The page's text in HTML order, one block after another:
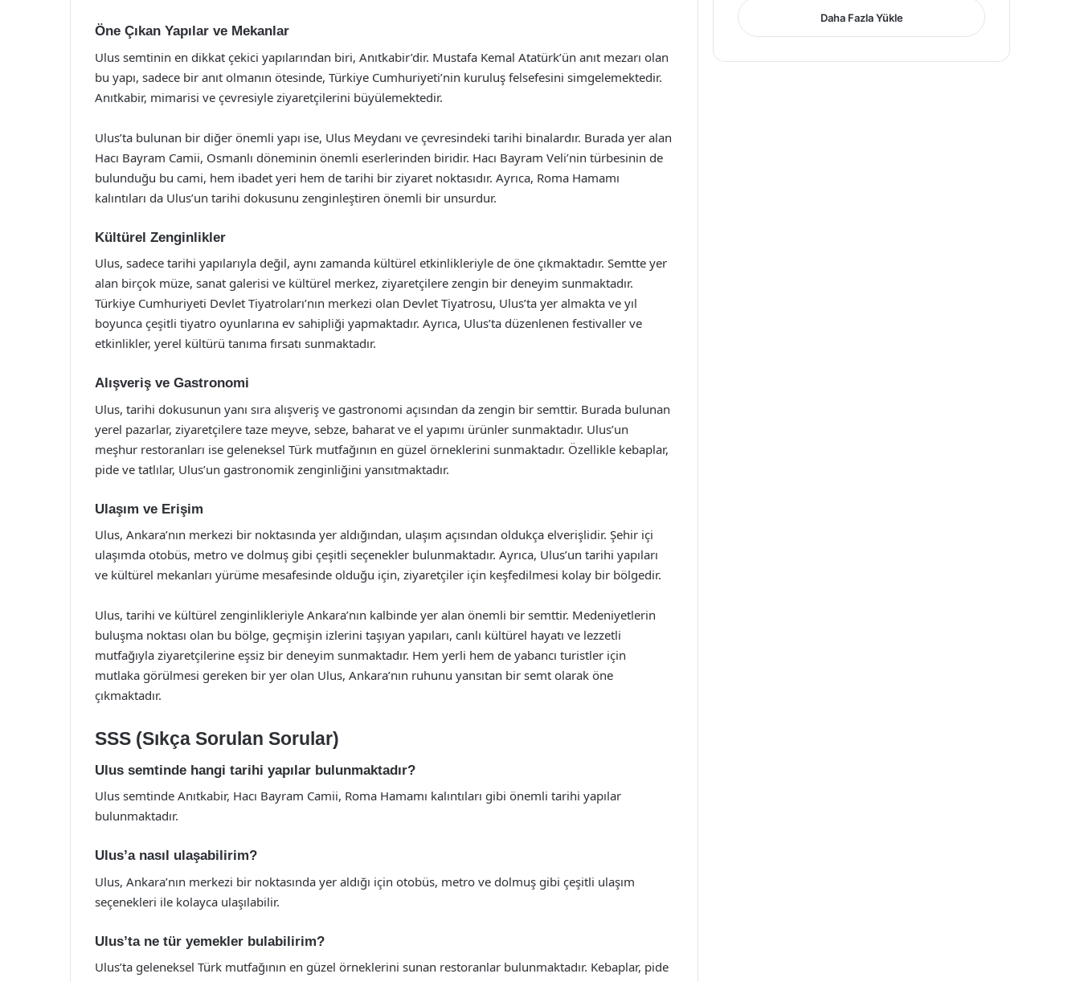
Öne Çıkan Yapılar ve Mekanlar
Ulus semtinin en dikkat çekici yapılarından biri, Anıtkabir’dir. Mustafa Kemal Atatürk’ün anıt mezarı olan
bu yapı, sadece bir anıt olmanın ötesinde, Türkiye Cumhuriyeti’nin kuruluş felsefesini simgelemektedir.
Anıtkabir, mimarisi ve çevresiyle ziyaretçilerini büyülemektedir.
Ulus’ta bulunan bir diğer önemli yapı ise, Ulus Meydanı ve çevresindeki tarihi binalardır. Burada yer alan
Hacı Bayram Camii, Osmanlı döneminin önemli eserlerinden biridir. Hacı Bayram Veli’nin türbesinin de
bulunduğu bu cami, hem ibadet yeri hem de tarihi bir ziyaret noktasıdır. Ayrıca, Roma Hamamı
kalıntıları da Ulus’un tarihi dokusunu zenginleştiren önemli bir unsurdur.
Kültürel Zenginlikler
Ulus, sadece tarihi yapılarıyla değil, aynı zamanda kültürel etkinlikleriyle de öne çıkmaktadır. Semtte yer
alan birçok müze, sanat galerisi ve kültürel merkez, ziyaretçilere zengin bir deneyim sunmaktadır.
Türkiye Cumhuriyeti Devlet Tiyatroları’nın merkezi olan Devlet Tiyatrosu, Ulus’ta yer almakta ve yıl
boyunca çeşitli tiyatro oyunlarına ev sahipliği yapmaktadır. Ayrıca, Ulus’ta düzenlenen festivaller ve
etkinlikler, yerel kültürü tanıma fırsatı sunmaktadır.
Alışveriş ve Gastronomi
Ulus, tarihi dokusunun yanı sıra alışveriş ve gastronomi açısından da zengin bir semttir. Burada bulunan
yerel pazarlar, ziyaretçilere taze meyve, sebze, baharat ve el yapımı ürünler sunmaktadır. Ulus’un
meşhur restoranları ise geleneksel Türk mutfağının en güzel örneklerini sunmaktadır. Özellikle kebaplar,
pide ve tatlılar, Ulus’un gastronomik zenginliğini yansıtmaktadır.
Ulaşım ve Erişim
Ulus, Ankara’nın merkezi bir noktasında yer aldığından, ulaşım açısından oldukça elverişlidir. Şehir içi
ulaşımda otobüs, metro ve dolmuş gibi çeşitli seçenekler bulunmaktadır. Ayrıca, Ulus’un tarihi yapıları
ve kültürel mekanları yürüme mesafesinde olduğu için, ziyaretçiler için keşfedilmesi kolay bir bölgedir.
Ulus, tarihi ve kültürel zenginlikleriyle Ankara’nın kalbinde yer alan önemli bir semttir. Medeniyetlerin
buluşma noktası olan bu bölge, geçmişin izlerini taşıyan yapıları, canlı kültürel hayatı ve lezzetli
mutfağıyla ziyaretçilerine eşsiz bir deneyim sunmaktadır. Hem yerli hem de yabancı turistler için
mutlaka görülmesi gereken bir yer olan Ulus, Ankara’nın ruhunu yansıtan bir semt olarak öne
çıkmaktadır.
SSS (Sıkça Sorulan Sorular)
Ulus semtinde hangi tarihi yapılar bulunmaktadır?
Ulus semtinde Anıtkabir, Hacı Bayram Camii, Roma Hamamı kalıntıları gibi önemli tarihi yapılar
bulunmaktadır.
Ulus’a nasıl ulaşabilirim?
Ulus, Ankara’nın merkezi bir noktasında yer aldığı için otobüs, metro ve dolmuş gibi çeşitli ulaşım
seçenekleri ile kolayca ulaşılabilir.
Ulus’ta ne tür yemekler bulabilirim?
Ulus’ta geleneksel Türk mutfağının en güzel örneklerini sunan restoranlar bulunmaktadır. Kebaplar, pide
Daha Fazla Yükle